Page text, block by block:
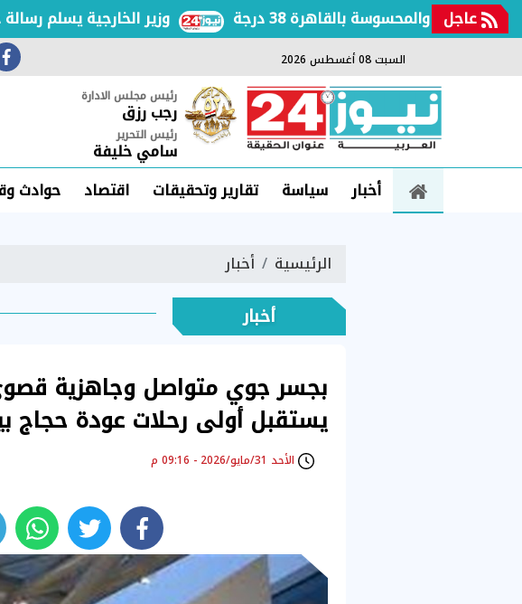
عاجل وزير الخارجية يسلم رسالة والمحسوسة بالقاهرة 38 درجة
السبت 08 أغسطس 2026
رئيس مجلس الادارة
رجب رزق
رئيس التحرير
سامي خليفة
أخبار
سياسة تقارير وتحقيقات اقتصاد حوادث
الرئيسية أخبار
أخبار
بجسر جوي متواصل وجاهزية
يستقبل أولى رحلات عودة حجاج
الأحد 31/مايو/2026 - 09:16 م